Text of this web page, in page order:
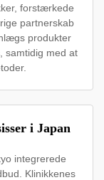
forstærkede
partnerskab
produkter
samtidig med at
i Japan
integrerede
Klinikkenes